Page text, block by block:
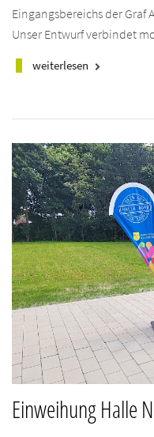
Eingangsbereichs der Graf
Unser Entwurf verbindet
weiterlesen keyboard_arrow_right
Einweihung Halle